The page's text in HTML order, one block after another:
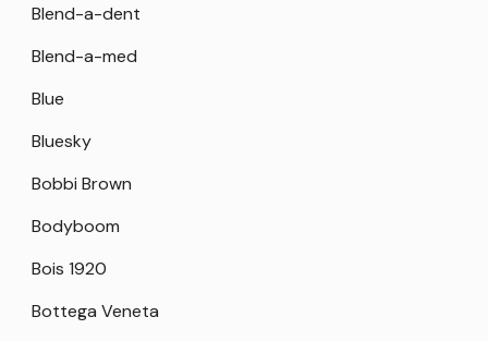
Blend-a-dent
Blend-a-med
Blue
Bluesky
Bobbi Brown
Bodyboom
Bois 1920
Bottega Veneta